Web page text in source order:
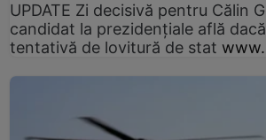
UPDATE Zi decisivă pentru Călin
candidat la prezidențiale află
tentativă de lovitură de stat